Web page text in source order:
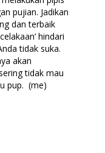
pujian. Jadikan
dan terbaik
hindari
tidak suka.
akan
tidak mau
pup. (me)